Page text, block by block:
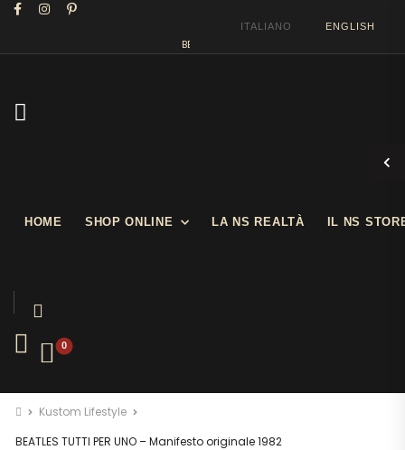
BENVENUTI NEL NOSTRO SHOW STORE
ITALIANO ENGLISH
HOME SHOP ONLINE LA NS REALTÀ IL NS
0
Kustom Lifestyle
BEATLES TUTTI PER UNO – Manifesto originale 1982